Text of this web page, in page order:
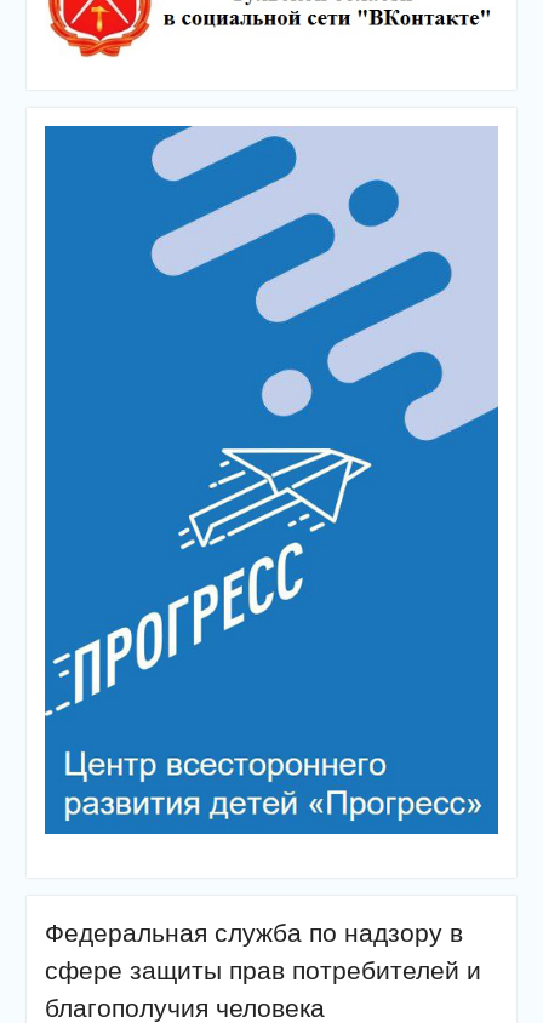
Федеральная служба по надзору в
сфере защиты прав потребителей и
благополучия человека